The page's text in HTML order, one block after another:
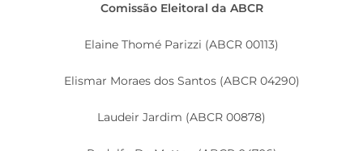
Comissão Eleitoral da ABCR
Elaine Thomé Parizzi (ABCR 00113)
Elismar Moraes dos Santos (ABCR 04290)
Laudeir Jardim (ABCR 00878)